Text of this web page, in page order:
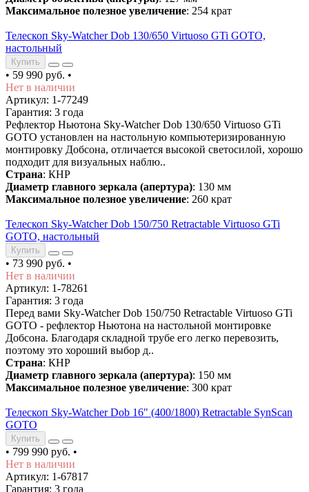
Максимальное полезное увеличение: 254 крат
Телескоп Sky-Watcher Dob 130/650 Virtuoso GTi GOTO,
настольный
Купить
• 59 990 руб. •
Нет в наличии
Артикул: 1-77249
Гарантия: 3 года
Рефлектор Ньютона Sky-Watcher Dob 130/650 Virtuoso GTi
GOTO установлен на настольную компьютеризированную
монтировку Добсона, отличается высокой светосилой, хорошо
подходит для визуальных наблю..
Страна: КНР
Диаметр главного зеркала (апертура): 130 мм
Максимальное полезное увеличение: 260 крат
Телескоп Sky-Watcher Dob 150/750 Retractable Virtuoso GTi
GOTO, настольный
Купить
• 73 990 руб. •
Нет в наличии
Артикул: 1-78261
Гарантия: 3 года
Перед вами Sky-Watcher Dob 150/750 Retractable Virtuoso GTi
GOTO - рефлектор Ньютона на настольной монтировке
Добсона. Благодаря складной трубе его легко перевозить,
поэтому это хороший выбор д..
Страна: КНР
Диаметр главного зеркала (апертура): 150 мм
Максимальное полезное увеличение: 300 крат
Телескоп Sky-Watcher Dob 16" (400/1800) Retractable SynScan
GOTO
Купить
• 799 990 руб. •
Нет в наличии
Артикул: 1-67817
Гарантия: 3 года